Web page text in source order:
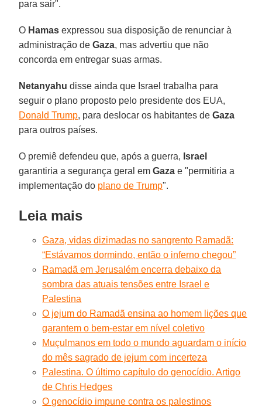
para sair".
O Hamas expressou sua disposição de renunciar à
administração deGaza, mas advertiu que não
concorda em entregar suas armas.
Netanyahu disse ainda que Israel trabalha para
seguir o plano proposto pelo presidente dos EUA,
Donald Trump, para deslocar os habitantes deGaza
para outros países.
O premiê defendeu que, após a guerra, Israel
garantiria a segurança geral emGaza e "permitiria a
implementação do plano de Trump".
Leia mais
Gaza, vidas dizimadas no sangrento Ramadã:
“Estávamos dormindo, então o inferno chegou”
Ramadã em Jerusalém encerra debaixo da
sombra das atuais tensões entre Israel e
Palestina
O jejum do Ramadã ensina ao homem lições que
garantem o bem-estar em nível coletivo
Muçulmanos em todo o mundo aguardam o início
do mês sagrado de jejum com incerteza
Palestina. O último capítulo do genocídio. Artigo
de Chris Hedges
O genocídio impune contra os palestinos